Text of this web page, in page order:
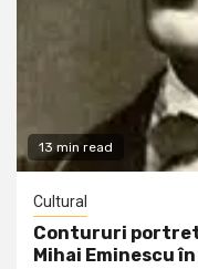
13 min read
Cultural
Contururi
Mihai Eminescu